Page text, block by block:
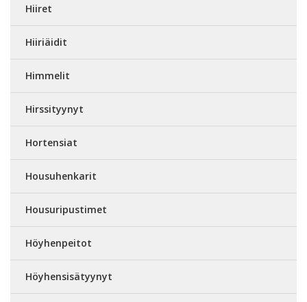
Hiiret
Hiiriäidit
Himmelit
Hirssityynyt
Hortensiat
Housuhenkarit
Housuripustimet
Höyhenpeitot
Höyhensisätyynyt